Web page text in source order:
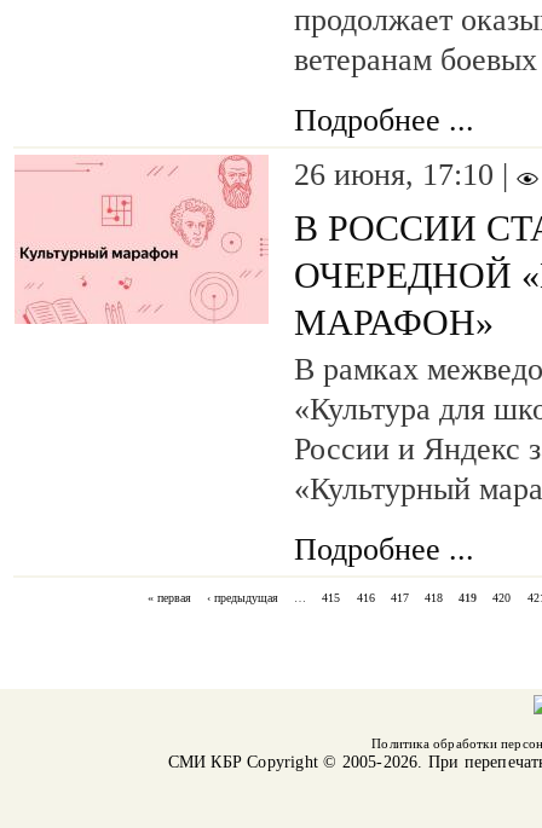
продолжает
ветеранам
Подробнее ...
26 июня, 17:10 |
В РОССИИ
ОЧЕРЕДНОЙ
МАРАФОН»
В рамках
«Культура для
России и Яндекс
«Культурный
Подробнее ...
« первая ‹ предыдущая … 415 416 417 418 419 420
Политика обработки
СМИ КБРCopyright © 2005-2026. При